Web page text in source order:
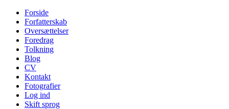
Forside
Forfatterskab
Oversættelser
Foredrag
Tolkning
Blog
CV
Kontakt
Fotografier
Log ind
Skift sprog